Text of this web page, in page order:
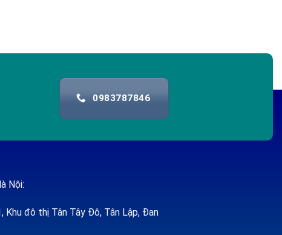
0983787846
Nội:
Khu đô thị Tân Tây Đô, Tân Lập, Đan